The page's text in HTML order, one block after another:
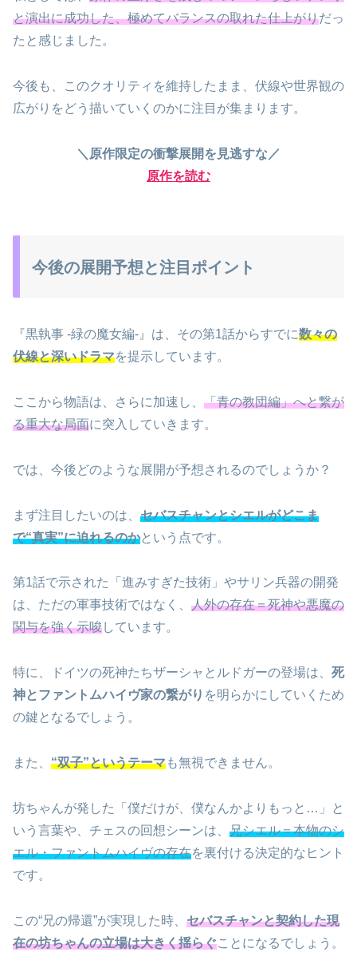
と演出に成功した、極めてバランスの取れた仕上がりだっ
たと感じました。
今後も、このクオリティを維持したまま、伏線や世界観の
広がりをどう描いていくのかに注目が集まります。
＼原作限定の衝撃展開を見逃すな／
原作を読む
今後の展開予想と注目ポイント
『黒執事 -緑の魔女編-』は、その第1話からすでに数々の
伏線と深いドラマを提示しています。
ここから物語は、さらに加速し、 「青の教団編」へと繋が
る重大な局面に突入していきます。
では、今後どのような展開が予想されるのでしょうか？
まず注目したいのは、 セバスチャンとシエルがどこま
で“真実”に迫れるのかという点です。
第1話で示された「進みすぎた技術」やサリン兵器の開発
は、ただの軍事技術ではなく、 人外の存在＝死神や悪魔の
関与を強く示唆しています。
特に、ドイツの死神たちザーシャとルドガーの登場は、 死
神とファントムハイヴ家の繋がり を明らかにしていくため
の鍵となるでしょう。
また、 “双子”というテーマも無視できません。
坊ちゃんが発した「僕だけが、僕なんかよりもっと…」と
いう言葉や、チェスの回想シーンは、 兄シエル＝本物のシ
エル・ファントムハイヴの存在を裏付ける決定的なヒント
です。
この“兄の帰還”が実現した時、 セバスチャンと契約した現
在の坊ちゃんの立場は大きく揺らぐことになるでしょう。